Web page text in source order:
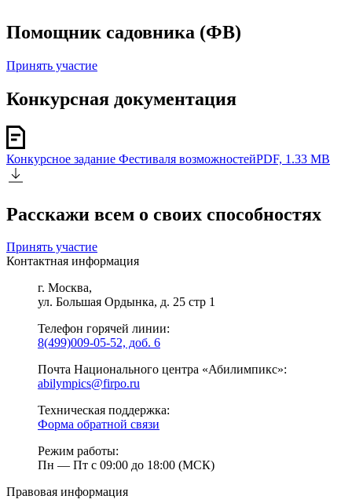
Помощник садовника (ФВ)
Принять участие
Конкурсная документация
Конкурсное задание Фестиваля возможностейPDF, 1.33 MB
Расскажи всем о своих способностях
Принять участие
Контактная информация
г. Москва,
ул. Большая Ордынка, д. 25 стр 1
Телефон горячей линии:
8(499)009-05-52, доб. 6
Почта Национального центра «Абилимпикс»:
abilympics@firpo.ru
Техническая поддержка:
Форма обратной связи
Режим работы:
Пн — Пт с 09:00 до 18:00 (МСК)
Правовая информация